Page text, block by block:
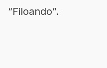
“Filoando”.